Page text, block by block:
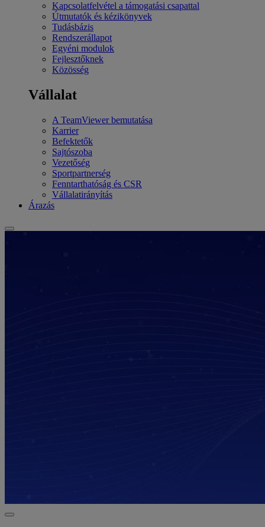
Kapcsolatfelvétel a támogatási csapattal
Útmutatók és kézikönyvek
Tudásbázis
Rendszerállapot
Egyéni modulok
Fejlesztőknek
Közösség
Vállalat
A TeamViewer bemutatása
Karrier
Befektetők
Sajtószoba
Vezetőség
Sportpartnerség
Fenntarthatóság és CSR
Vállalatirányítás
Árazás